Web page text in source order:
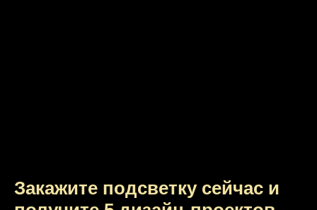
Закажите подсветку сейчас и